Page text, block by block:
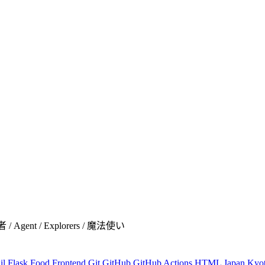
/ Agent / Explorers / 魔法使い